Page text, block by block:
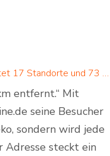
Padel in Rheine: neues Padelportal listet 17 Standorte und 73 Padel-Courts in Rheine und Umgebung
entfernt.“ Mit
seine Besucher
sondern wird jede
Adresse steckt ein